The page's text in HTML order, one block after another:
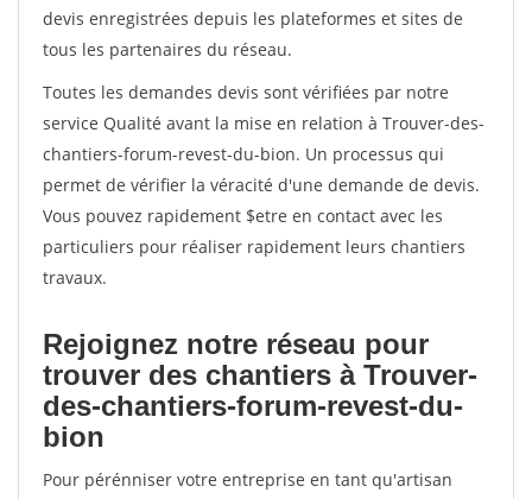
devis enregistrées depuis les plateformes et sites de
tous les partenaires du réseau.
Toutes les demandes devis sont vérifiées par notre
service Qualité avant la mise en relation à Trouver-des-
chantiers-forum-revest-du-bion. Un processus qui
permet de vérifier la véracité d'une demande de devis.
Vous pouvez rapidement $etre en contact avec les
particuliers pour réaliser rapidement leurs chantiers
travaux.
Rejoignez notre réseau pour
trouver des chantiers à Trouver-
des-chantiers-forum-revest-du-
bion
Pour pérénniser votre entreprise en tant qu'artisan